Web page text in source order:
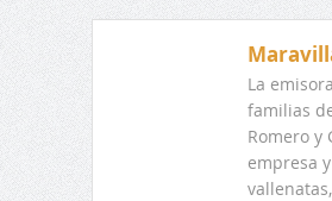
La
familias
Romero y
empresa